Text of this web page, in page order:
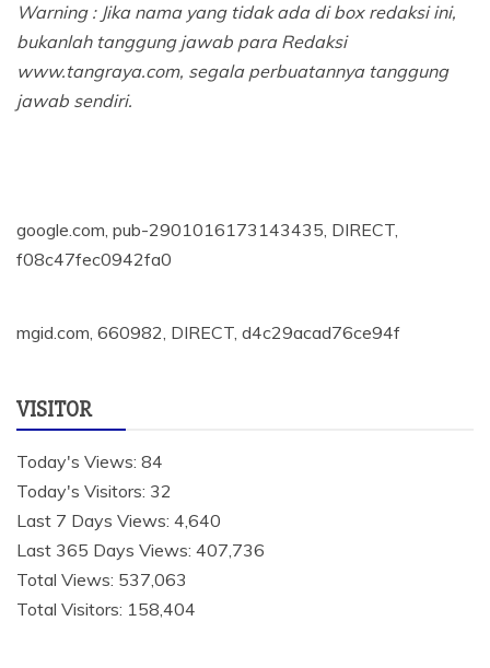
Warning : Jika nama yang tidak ada di box redaksi ini,
bukanlah tanggung jawab para Redaksi
www.tangraya.com, segala perbuatannya tanggung
jawab sendiri.
google.com, pub-2901016173143435, DIRECT,
f08c47fec0942fa0
mgid.com, 660982, DIRECT, d4c29acad76ce94f
VISITOR
Today's Views: 84
Today's Visitors: 32
Last 7 Days Views: 4,640
Last 365 Days Views: 407,736
Total Views: 537,063
Total Visitors: 158,404